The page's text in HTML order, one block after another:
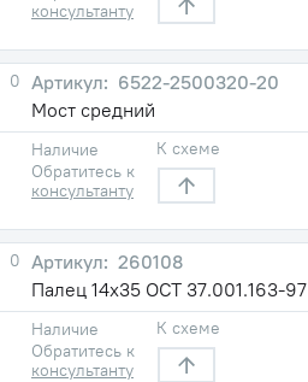
консультанту
0
6522-2500320-20
Мост средний
Наличие
Обратитесь к
консультанту
К схеме
0
260108
Палец 14х35 ОСТ 37.001.163-97
Наличие
Обратитесь к
консультанту
К схеме